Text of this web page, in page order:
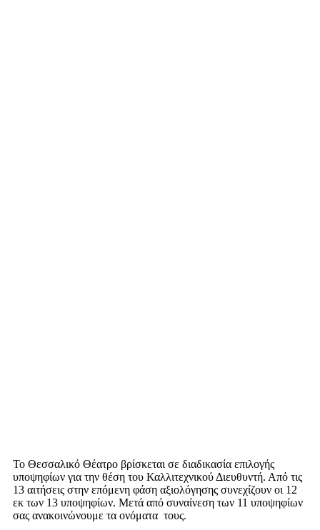
Το Θεσσαλικό Θέατρο βρίσκεται σε διαδικασία επιλογής
υποψηφίων για την θέση του Καλλιτεχνικού Διευθυντή. Από τις
13 αιτήσεις στην επόμενη φάση αξιολόγησης συνεχίζουν οι 12
εκ των 13 υποψηφίων. Μετά από συναίνεση των 11 υποψηφίων
σας ανακοινώνουμε τα ονόματα τους.